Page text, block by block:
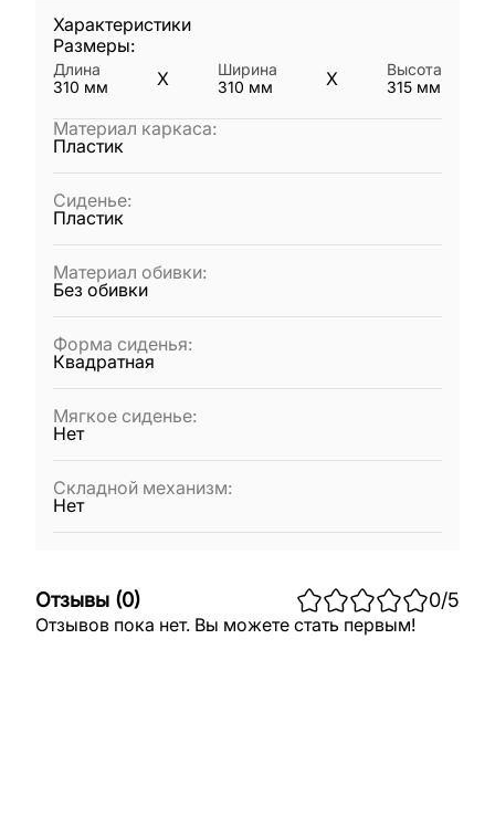
Характеристики
Размеры:
Длина
310 мм X
Ширина
310 мм X
Высота
315 мм
Материал каркаса:
Пластик
Сиденье:
Пластик
Материал обивки:
Без обивки
Форма сиденья:
Квадратная
Мягкое сиденье:
Нет
Складной механизм:
Нет
Отзывы (0) 0/5
Отзывов пока нет. Вы можете стать первым!